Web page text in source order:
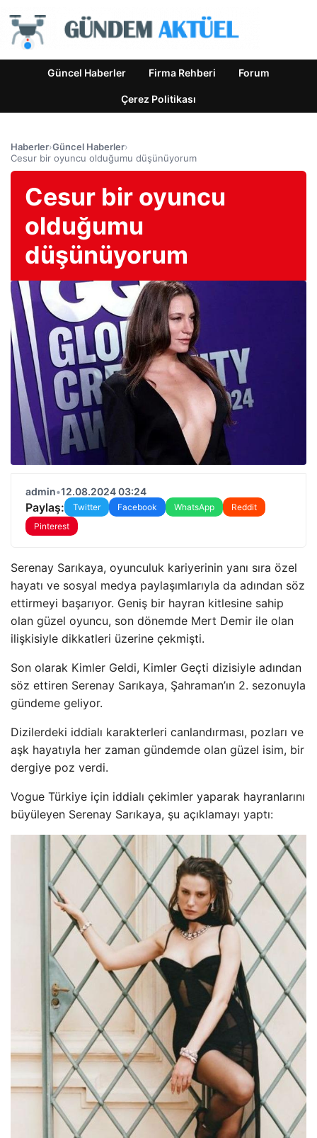
Güncel Haberler Firma Rehberi Forum
Çerez Politikası
Haberler›Güncel Haberler›
Cesur bir oyuncu olduğumu düşünüyorum
Cesur bir oyuncu
olduğumu
düşünüyorum
admin•12.08.2024 03:24
Paylaş: Twitter Facebook WhatsApp
Reddit
Pinterest
Serenay Sarıkaya, oyunculuk kariyerinin yanı sıra özel
hayatı ve sosyal medya paylaşımlarıyla da adından söz
ettirmeyi başarıyor. Geniş bir hayran kitlesine sahip
olan güzel oyuncu, son dönemde Mert Demir ile olan
ilişkisiyle dikkatleri üzerine çekmişti.
Son olarak Kimler Geldi, Kimler Geçti dizisiyle adından
söz ettiren Serenay Sarıkaya, Şahraman’ın 2. sezonuyla
gündeme geliyor.
Dizilerdeki iddialı karakterleri canlandırması, pozları ve
aşk hayatıyla her zaman gündemde olan güzel isim, bir
dergiye poz verdi.
Vogue Türkiye için iddialı çekimler yaparak hayranlarını
büyüleyen Serenay Sarıkaya, şu açıklamayı yaptı: